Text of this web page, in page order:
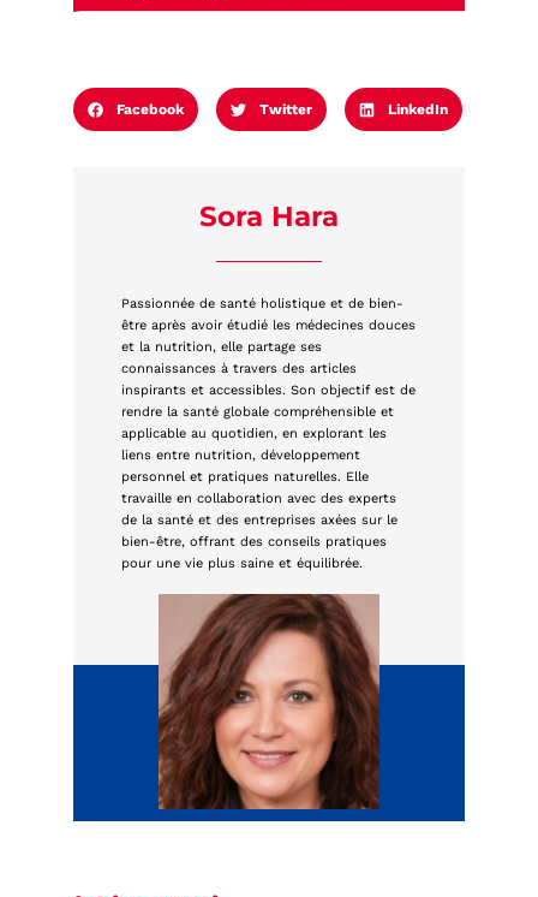
Facebook Twitter LinkedIn
Sora Hara
Passionnée de santé holistique et de bien-
être après avoir étudié les médecines douces
et la nutrition, elle partage ses
connaissances à travers des articles
inspirants et accessibles. Son objectif est de
rendre la santé globale compréhensible et
applicable au quotidien, en explorant les
liens entre nutrition, développement
personnel et pratiques naturelles. Elle
travaille en collaboration avec des experts
de la santé et des entreprises axées sur le
bien-être, offrant des conseils pratiques
pour une vie plus saine et équilibrée.